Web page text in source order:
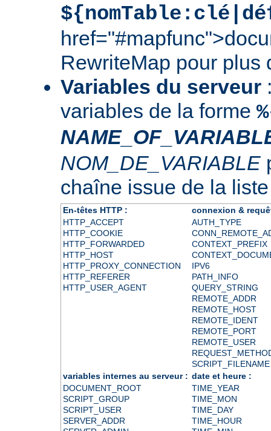
RewriteMap pour plus
Variables du serveur
variables de la forme
NOM_DE_VARIABLE
chaîne issue de la
En-têtes HTTP :
connexion &
HTTP_ACCEPT
HTTP_COOKIE
HTTP_FORWARDED
HTTP_HOST
HTTP_PROXY_CONNECTION
HTTP_REFERER
HTTP_USER_AGENT
AUTH_TYPE
CONTEXT_PREFIX
IPV6
PATH_INFO
QUERY_STRING
REMOTE_ADDR
REMOTE_HOST
REMOTE_IDENT
REMOTE_PORT
REMOTE_USER
SCRIPT_FILENAME
variables internes au serveur : date et heure :
DOCUMENT_ROOT
SCRIPT_GROUP
SCRIPT_USER
SERVER_ADDR
TIME_YEAR
TIME_MON
TIME_DAY
TIME_HOUR